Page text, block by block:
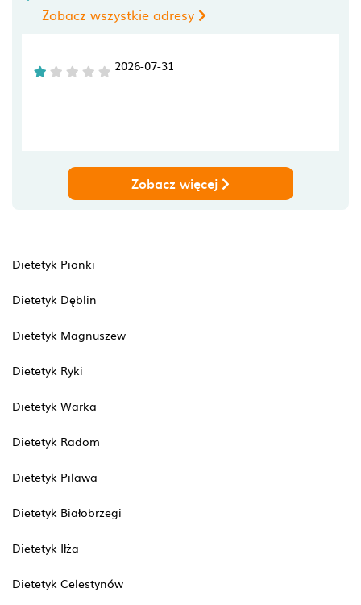
Zobacz wszystkie adresy
….
2026-07-31
Zobacz więcej
Dietetyk Pionki
Dietetyk Dęblin
Dietetyk Magnuszew
Dietetyk Ryki
Dietetyk Warka
Dietetyk Radom
Dietetyk Pilawa
Dietetyk Białobrzegi
Dietetyk Iłża
Dietetyk Celestynów